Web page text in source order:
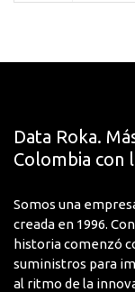
Data Roka.
Colombia con
Somos una
creada en 1996.
historia comenzó
suministros para
al ritmo de la